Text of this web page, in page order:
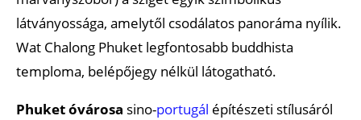
látványossága, amelytől csodálatos panoráma nyílik.
Wat Chalong Phuket legfontosabb buddhista
temploma, belépőjegy nélkül látogatható.
Phuket óvárosa sino-portugál építészeti stílusáról